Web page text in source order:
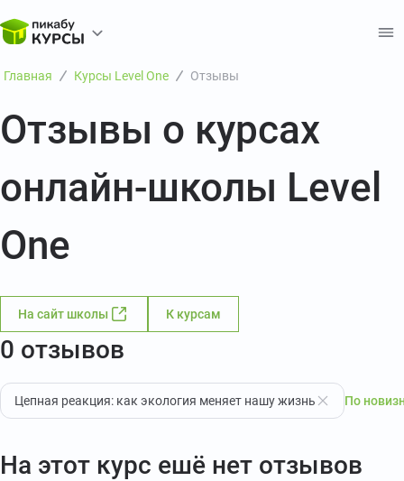
Главная Курсы Level One Отзывы
Отзывы о курсах
онлайн-школы Level
One
На сайт школы К курсам
0 отзывов
Цепная реакция: как экология меняет нашу жизнь По
На этот курс ешё нет отзывов